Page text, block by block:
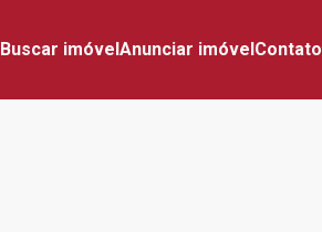
Buscar imóvelAnunciar imóvelContato